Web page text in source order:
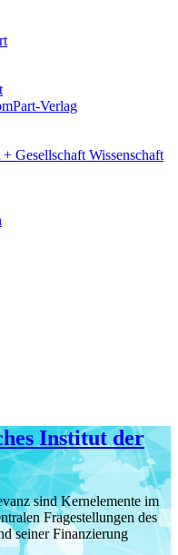
Verlag
Gesellschaft Wissenschaft
Institut der
sind Kernelemente im
Fragestellungen des
seiner Finanzierung